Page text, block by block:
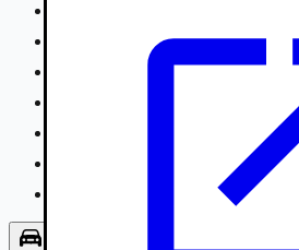
Špeciály/nosiče kontajnerov
Návesy/prívesy nadstavby
Lode/člny, lietadlá/vznášadlá
Príslušenstvo, Oblečenie